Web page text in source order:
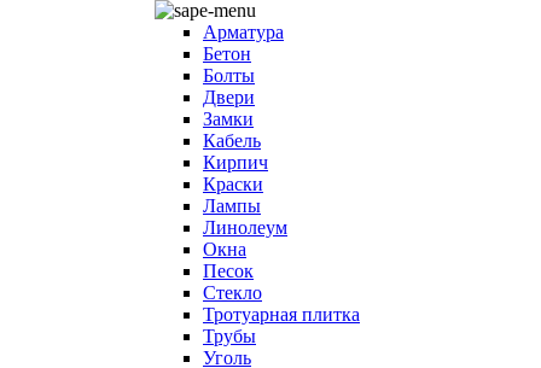
Арматура
Бетон
Болты
Двери
Замки
Кабель
Кирпич
Краски
Лампы
Линолеум
Окна
Песок
Стекло
Тротуарная плитка
Трубы
Уголь